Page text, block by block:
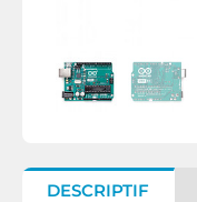
DESCRIPTIF